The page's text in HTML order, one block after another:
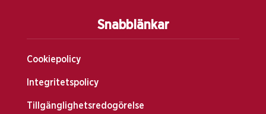
Snabblänkar
Cookiepolicy
Integritetspolicy
Tillgänglighetsredogörelse